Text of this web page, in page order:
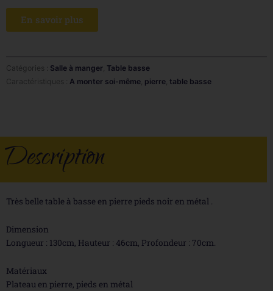
En savoir plus
Catégories : Salle à manger Table basse
Caractéristiques : A monter soi-même pierre table basse
Description
Très belle table à basse en pierre pieds noir en métal .
Dimension
Longueur : 130cm, Hauteur : 46cm, Profondeur : 70cm.
Matériaux
Plateau en pierre, pieds en métal